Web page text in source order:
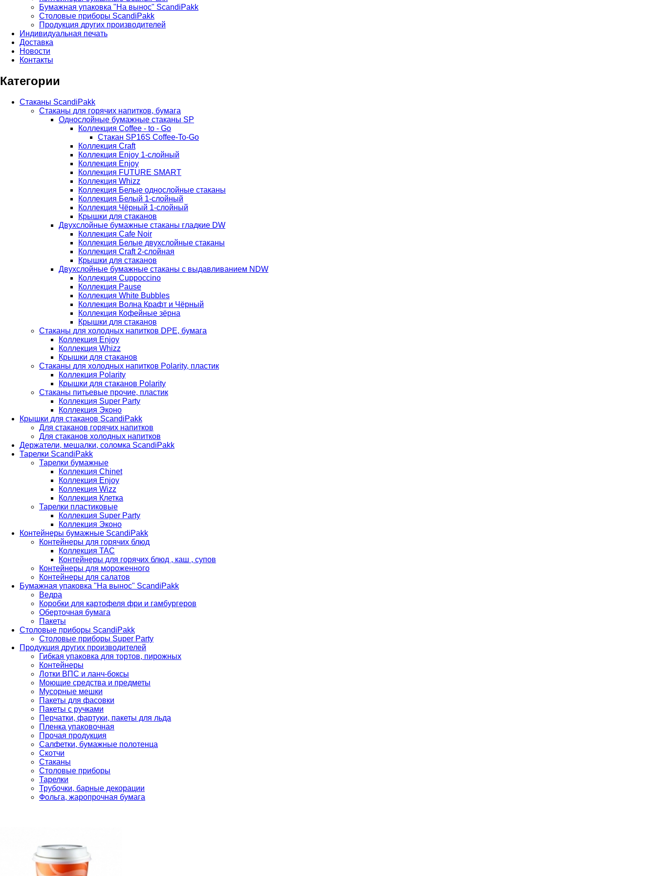
Бумажная упаковка "На вынос" ScandiPakk
Столовые приборы ScandiPakk
Продукция других производителей
Индивидуальная печать
Доставка
Новости
Контакты
Категории
Стаканы ScandiPakk
Стаканы для горячих напитков, бумага
Однослойные бумажные стаканы SP
Коллекция Coffee - to - Go
Стакан SP16S Coffee-To-Go
Коллекция Craft
Коллекция Enjoy 1-слойный
Коллекция Enjoy
Коллекция FUTURE SMART
Коллекция Whizz
Коллекция Белые однослойные стаканы
Коллекция Белый 1-слойный
Коллекция Чёрный 1-слойный
Крышки для стаканов
Двухслойные бумажные стаканы гладкие DW
Коллекция Cafe Noir
Коллекция Белые двухслойные стаканы
Коллекция Сraft 2-слойная
Крышки для стаканов
Двухслойные бумажные стаканы с выдавливанием NDW
Коллекция Cuppoccino
Коллекция Pause
Коллекция White Bubbles
Коллекция Волна Крафт и Чёрный
Коллекция Кофейные зёрна
Крышки для стаканов
Стаканы для холодных напитков DPE, бумага
Коллекция Enjoy
Коллекция Whizz
Крышки для стаканов
Стаканы для холодных напитков Polarity, пластик
Коллекция Polarity
Крышки для стаканов Polarity
Стаканы питьевые прочие, пластик
Коллекция Super Party
Коллекция Эконо
Крышки для стаканов ScandiPakk
Для стаканов горячих напитков
Для стаканов холодных напитков
Держатели, мешалки, соломка ScandiPakk
Тарелки ScandiPakk
Тарелки бумажные
Коллекция Chinet
Коллекция Enjoy
Коллекция Wizz
Коллекция Клетка
Тарелки пластиковые
Коллекция Super Party
Коллекция Эконо
Контейнеры бумажные ScandiPakk
Контейнеры для горячих блюд
Коллекция TAC
Контейнеры для горячих блюд , каш , супов
Контейнеры для мороженного
Контейнеры для салатов
Бумажная упаковка "На вынос" ScandiPakk
Ведра
Коробки для картофеля фри и гамбургеров
Оберточная бумага
Пакеты
Столовые приборы ScandiPakk
Столовые приборы Super Party
Продукция других производителей
Гибкая упаковка для тортов, пирожных
Контейнеры
Лотки ВПС и ланч-боксы
Моющие средства и предметы
Мусорные мешки
Пакеты для фасовки
Пакеты с ручками
Перчатки, фартуки, пакеты для льда
Пленка упаковочная
Прочая продукция
Салфетки, бумажные полотенца
Скотчи
Стаканы
Столовые приборы
Тарелки
Трубочки, барные декорации
Фольга, жаропрочная бумага